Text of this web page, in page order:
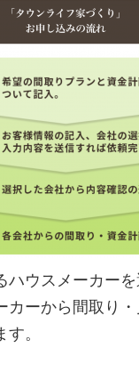
ハウスメーカーを
カーから間取り
。